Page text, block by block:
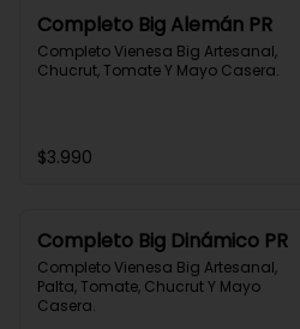
Completo Big Alemán PR
Completo Vienesa Big Artesanal,
Chucrut, Tomate Y Mayo Casera.
$3.990
Completo Big Dinámico PR
Completo Vienesa Big Artesanal,
Palta, Tomate, Chucrut Y Mayo
Casera.